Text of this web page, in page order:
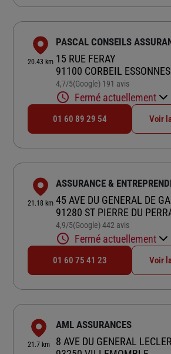
20.43 km
PASCAL CONSEILS
15 RUE FERAY
91100 CORBEIL ESSONNES
4,7/5Note de 4.7 sur 5
(Google) 191 avis
Fermé actuellement
01 60 89 29 54 Voir
21.18 km
ASSURANCE &
45 AVE DU GENERAL DE
91280 ST PIERRE DU
4,9/5Note de 4.9 sur 5
(Google) 442 avis
Fermé actuellement
01 60 75 41 23 Voir
21.7 km
AML ASSURANCES
8 AVE DU GENERAL